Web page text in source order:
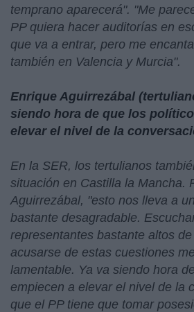
temprano aparecerá". "Me
PP quiera hacer auditorías en
que va a entrar, pero me
también en Valencia y Murcia".
Enrique Aguirrezábal
siendo hora de que los
elevar el nivel de la
En la SER, los tertulianos
situación en Castilla la Mancha.
Aguirrezábal, "esto nos lleva a
bastante desagradable.
representantes bastante altos
acusarse de estas cuestiones
lamentable. Ya va siendo hora
empiecen a elevar el nivel de la
que el PP tiene que tomar